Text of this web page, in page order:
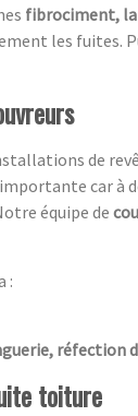
fibrociment,
les fuites.
de
car à
équipe de
:
réfection
toiture